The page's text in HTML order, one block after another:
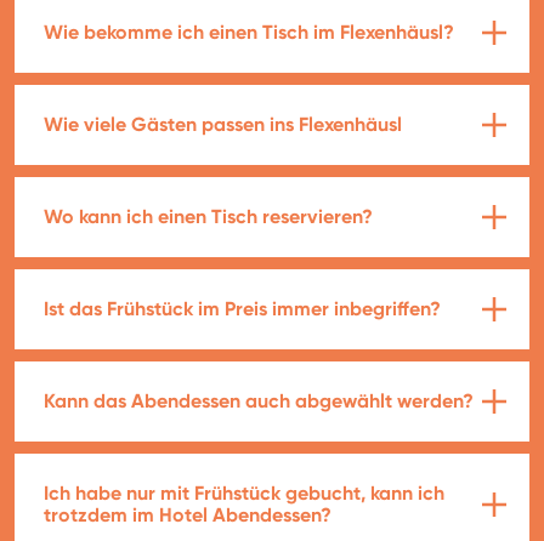
Wie bekomme ich einen Tisch im Flexenhäusl?
Wie viele Gästen passen ins Flexenhäusl
Wo kann ich einen Tisch reservieren?
Ist das Frühstück im Preis immer inbegriffen?
Kann das Abendessen auch abgewählt werden?
Ich habe nur mit Frühstück gebucht, kann ich
trotzdem im Hotel Abendessen?